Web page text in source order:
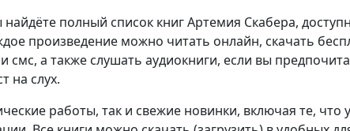
полный список книг Артемия Скабера,
произведение можно читать онлайн, скачать
смс, а также слушать аудиокниги, если вы
на слух.
работы, так и свежие новинки, включая те, что